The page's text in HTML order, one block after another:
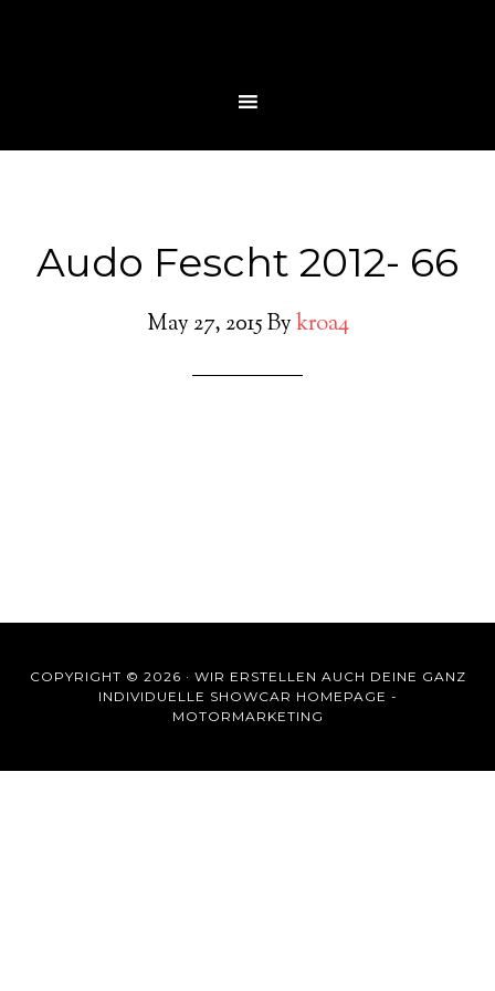
Audo Fescht 2012- 66
May 27, 2015Bykroa4
COPYRIGHT © 2026 · WIR ERSTELLEN AUCH DEINE GANZ
INDIVIDUELLE SHOWCAR HOMEPAGE -
MOTORMARKETING